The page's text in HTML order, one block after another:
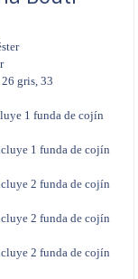
gris, 33
1 funda de cojín
1 funda de cojín
2 funda de cojín
2 funda de cojín
2 funda de cojín